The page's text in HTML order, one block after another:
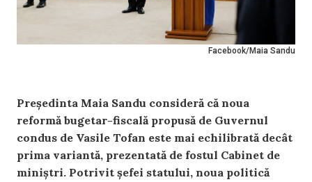
Facebook/Maia Sandu
Președinta Maia Sandu consideră că noua
reformă bugetar-fiscală propusă de Guvernul
condus de Vasile Tofan este mai echilibrată decât
prima variantă, prezentată de fostul Cabinet de
miniștri. Potrivit șefei statului, noua politică